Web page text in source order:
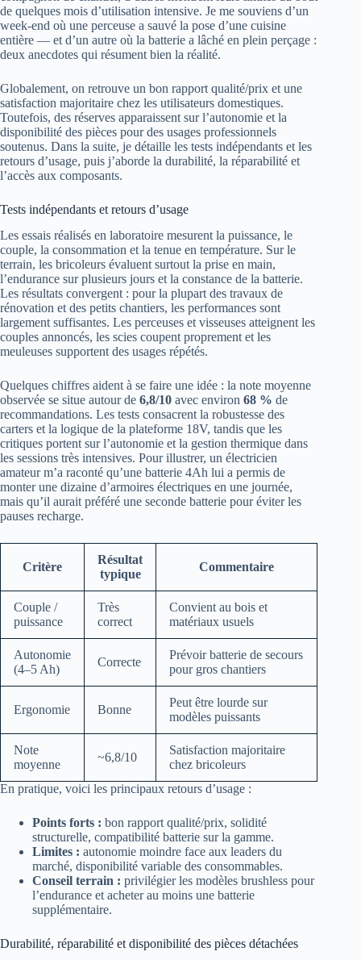
de quelques mois d’utilisation intensive. Je me souviens d’un
week-end où une perceuse a sauvé la pose d’une cuisine
entière — et d’un autre où la batterie a lâché en plein perçage :
deux anecdotes qui résument bien la réalité.
Globalement, on retrouve un bon rapport qualité/prix et une
satisfaction majoritaire chez les utilisateurs domestiques.
Toutefois, des réserves apparaissent sur l’autonomie et la
disponibilité des pièces pour des usages professionnels
soutenus. Dans la suite, je détaille les tests indépendants et les
retours d’usage, puis j’aborde la durabilité, la réparabilité et
l’accès aux composants.
Tests indépendants et retours d’usage
Les essais réalisés en laboratoire mesurent la puissance, le
couple, la consommation et la tenue en température. Sur le
terrain, les bricoleurs évaluent surtout la prise en main,
l’endurance sur plusieurs jours et la constance de la batterie.
Les résultats convergent : pour la plupart des travaux de
rénovation et des petits chantiers, les performances sont
largement suffisantes. Les perceuses et visseuses atteignent les
couples annoncés, les scies coupent proprement et les
meuleuses supportent des usages répétés.
Quelques chiffres aident à se faire une idée : la note moyenne
observée se situe autour de 6,8/10 avec environ 68 % de
recommandations. Les tests consacrent la robustesse des
carters et la logique de la plateforme 18V, tandis que les
critiques portent sur l’autonomie et la gestion thermique dans
les sessions très intensives. Pour illustrer, un électricien
amateur m’a raconté qu’une batterie 4Ah lui a permis de
monter une dizaine d’armoires électriques en une journée,
mais qu’il aurait préféré une seconde batterie pour éviter les
pauses recharge.
Critère
Résultat
typique
Commentaire
Couple /
puissance
Très
correct
Convient au bois et
matériaux usuels
Autonomie
(4–5 Ah)
Correcte
Prévoir batterie de secours
pour gros chantiers
Ergonomie Bonne
Peut être lourde sur
modèles puissants
Note
moyenne
~6,8/10
Satisfaction majoritaire
chez bricoleurs
En pratique, voici les principaux retours d’usage :
Points forts : bon rapport qualité/prix, solidité
structurelle, compatibilité batterie sur la gamme.
Limites : autonomie moindre face aux leaders du
marché, disponibilité variable des consommables.
Conseil terrain : privilégier les modèles brushless pour
l’endurance et acheter au moins une batterie
supplémentaire.
Durabilité, réparabilité et disponibilité des pièces détachées